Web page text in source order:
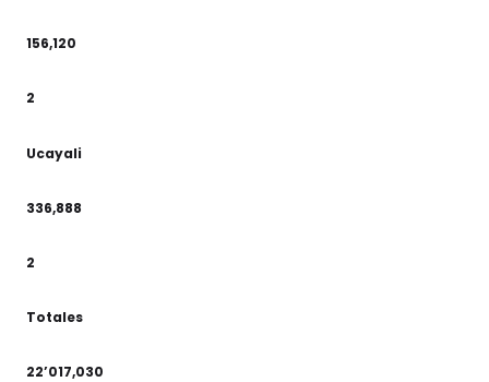
156,120
2
Ucayali
336,888
2
Totales
22’017,030